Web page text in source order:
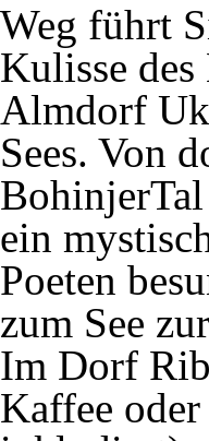
Weg führt
Kulisse des
Almdorf
Sees. Von
ein
Poeten
zum See
Im Dorf
Kaffee